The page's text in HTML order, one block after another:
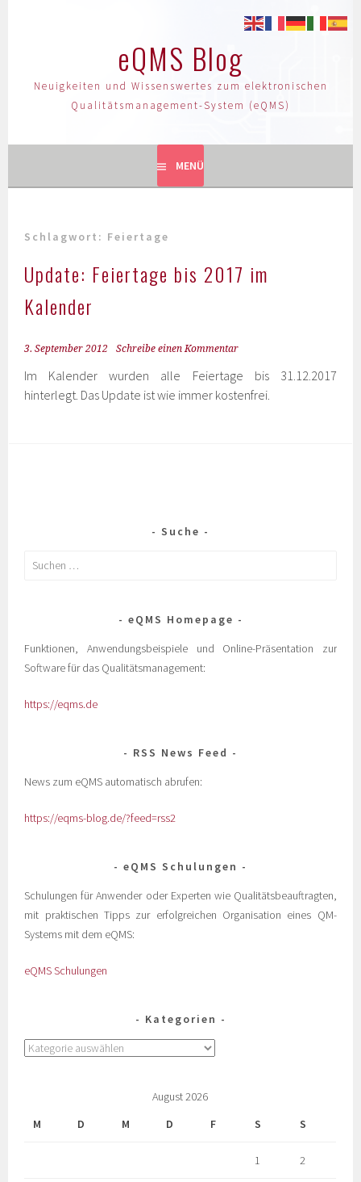
eQMS Blog
Neuigkeiten und Wissenswertes zum elektronischen
Qualitätsmanagement-System (eQMS)
MENÜ
Schlagwort: Feiertage
Update: Feiertage bis 2017 im
Kalender
3. September 2012 Schreibe einen Kommentar
Im Kalender wurden alle Feiertage bis 31.12.2017
hinterlegt. Das Update ist wie immer kostenfrei.
Suche
eQMS Homepage
Funktionen, Anwendungsbeispiele und Online-Präsentation zur
Software für das Qualitätsmanagement:
https://eqms.de
RSS News Feed
News zum eQMS automatisch abrufen:
https://eqms-blog.de/?feed=rss2
eQMS Schulungen
Schulungen für Anwender oder Experten wie Qualitätsbeauftragten,
mit praktischen Tipps zur erfolgreichen Organisation eines QM-
Systems mit dem eQMS:
eQMS Schulungen
Kategorien
August 2026
M
D M D F S S
1 2